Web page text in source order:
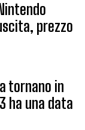
prezzo
tornano in
ha una data